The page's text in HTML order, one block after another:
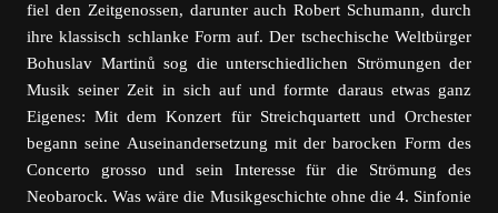
fiel den Zeitgenossen, darunter auch Robert Schumann, durch
ihre klassisch schlanke Form auf. Der tschechische Weltbürger
Bohuslav Martinů sog die unterschiedlichen Strömungen der
Musik seiner Zeit in sich auf und formte daraus etwas ganz
Eigenes: Mit dem Konzert für Streichquartett und Orchester
begann seine Auseinandersetzung mit der barocken Form des
Concerto grosso und sein Interesse für die Strömung des
Neobarock. Was wäre die Musikgeschichte ohne die 4. Sinfonie